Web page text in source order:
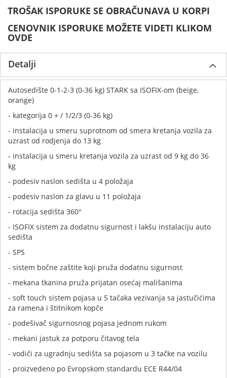
TROŠAK ISPORUKE SE OBRAČUNAVA U KORPI
CENOVNIK ISPORUKE MOŽETE VIDETI KLIKOM
OVDE
Detalji
Autosedište 0-1-2-3 (0-36 kg) STARK sa ISOFIX-om (beige,
orange)
- kategorija 0 + / 1/2/3 (0-36 kg)
- instalacija u smeru suprotnom od smera kretanja vozila za
uzrast od rodjenja do 13 kg
- instalacija u smeru kretanja vozila za uzrast od 9 kg do 36
kg
- podesiv naslon sedišta u 4 položaja
- podesiv naslon za glavu u 11 položaja
- rotacija sedišta 360°
- ISOFIX sistem za dodatnu sigurnost i lakšu instalaciju auto
sedišta
- SPS
- sistem bočne zaštite koji pruža dodatnu sigurnost
- mekana tkanina pruža prijatan osećaj mališanima
- soft touch sistem pojasa u 5 tačaka vezivanja sa jastučićima
za ramena i štitnikom kopče
- podešivač sigurnosnog pojasa jednom rukom
- mekani jastuk za potporu čitavog tela
- vodiči za ugradnju sedišta sa pojasom u 3 tačke na vozilu
- proizvedeno po Evropskom standardu ECE R44/04